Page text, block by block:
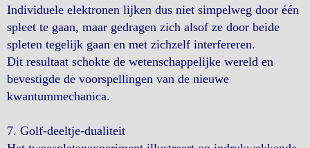
Individuele elektronen lijken dus niet simpelweg door één
spleet te gaan, maar gedragen zich alsof ze door beide
spleten tegelijk gaan en met zichzelf interfereren.
Dit resultaat schokte de wetenschappelijke wereld en
bevestigde de voorspellingen van de nieuwe
kwantummechanica.
7. Golf-deeltje-dualiteit